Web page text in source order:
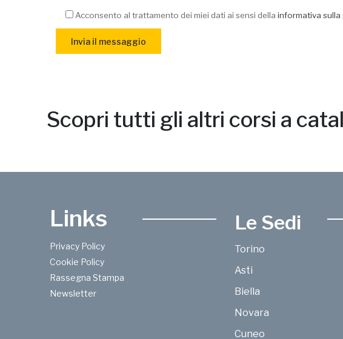
Acconsento al trattamento dei miei dati ai sensi della informativa sulla
Scopri tutti gli altri corsi a
Links
Privacy Policy
Cookie Policy
Rassegna Stampa
Newsletter
Le Sedi
Torino
Asti
Biella
Novara
Cuneo